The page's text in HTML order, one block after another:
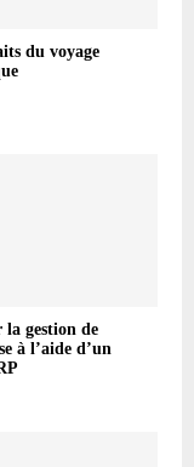
du voyage
gestion de
à l’aide d’un